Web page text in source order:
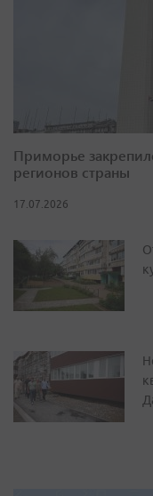
Приморье
регионов страны
17.07.2026